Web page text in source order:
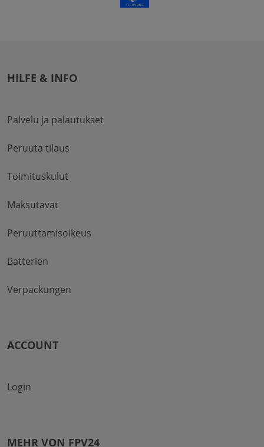
HILFE & INFO
Palvelu ja palautukset
Peruuta tilaus
Toimituskulut
Maksutavat
Peruuttamisoikeus
Batterien
Verpackungen
ACCOUNT
Login
MEHR VON FPV24